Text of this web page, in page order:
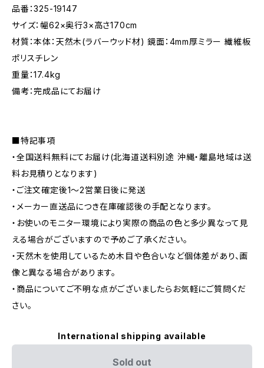
品番：325-19147
サイズ：幅62×奥行3×高さ170cm
材質：本体：天然木(ラバーウッド材) 鏡面：4mm厚ミラー 繊維板
ポリスチレン
重量：17.4kg
備考：完成品にてお届け
■特記事項
・全国送料無料にてお届け(北海道送料別途 沖縄・離島地域は送
料お見積りとなります)
・ご注文確定後1〜2営業日後に発送
・メーカー直送品につき在庫確認後の手配となります。
・お使いのモニター環境により実際の商品の色と多少異なって見
える場合がございますので予めご了承ください。
・天然木を使用しているため木目や色合いなど個体差があり、画
像と異なる場合があります。
・商品についてご不明な点がございましたらお気軽にご質問くだ
さい。
International shipping available
Sold out